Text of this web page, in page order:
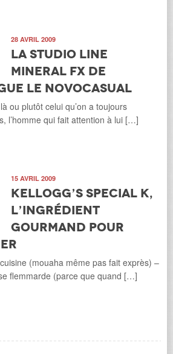
28 AVRIL 2009
La Studio Line
Mineral FX de
le Novocasual
ou plutôt celui qu’on a toujours
l’homme qui fait attention à lui […]
15 AVRIL 2009
Kellogg’s Special K,
l’ingrédient
gourmand pour
(mouaha même pas fait exprès) –
flemmarde (parce que quand […]